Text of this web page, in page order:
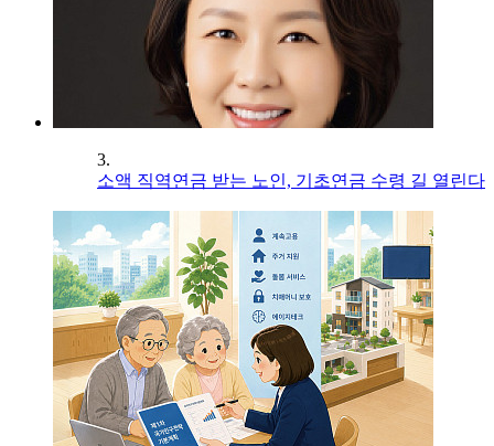
3.
소액 직역연금 받는 노인, 기초연금 수령 길 열린다